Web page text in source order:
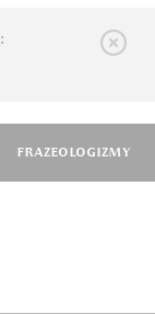
FRAZEOLOGIZMY